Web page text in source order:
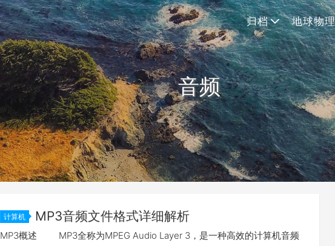
归档 地球物
音频
计算机 MP3音频文件格式详细解析
MP3概述 MP3全称为MPEG Audio Layer 3，是一种高效的计算机音频